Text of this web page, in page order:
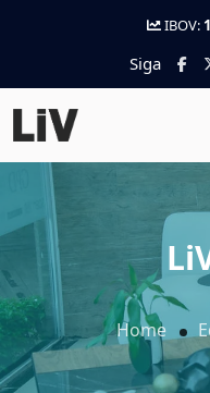
IBOV:
Siga
Home